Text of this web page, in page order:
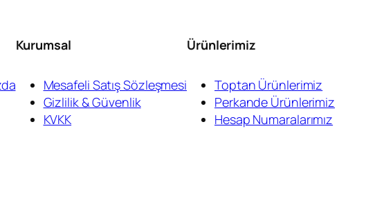
Kurumsal
Mesafeli Satış Sözleşmesi
Gizlilik & Güvenlik
KVKK
Ürünlerimiz
Toptan Ürünlerimiz
Perkande Ürünlerimiz
Hesap Numaralarımız